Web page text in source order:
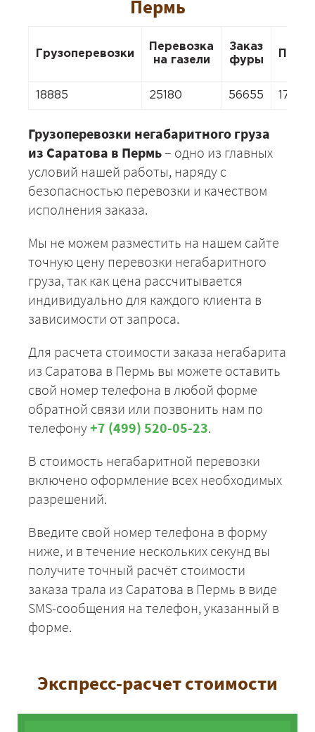
Пермь
Грузоперевозки
Перевозка
на газели
Заказ
фуры
18885 25180 56655 17626
Грузоперевозки негабаритного груза
из Саратова в Пермь– одно из главных
условий нашей работы, наряду с
безопасностью перевозки и качеством
исполнения заказа.
Мы не можем разместить на нашем сайте
точную цену перевозки негабаритного
груза, так как цена рассчитывается
индивидуально для каждого клиента в
зависимости от запроса.
Для расчета стоимости заказа негабарита
из Саратова в Пермь вы можете оставить
свой номер телефона в любой форме
обратной связи или позвонить нам по
телефону+7 (499) 520-05-23.
В стоимость негабаритной перевозки
включено оформление всех необходимых
разрешений.
Введите свой номер телефона в форму
ниже, и в течение нескольких секунд вы
получите точный расчёт стоимости
заказа трала из Саратова в Пермь в виде
SMS-сообщения на телефон, указанный в
форме.
Экспресс-расчет стоимости